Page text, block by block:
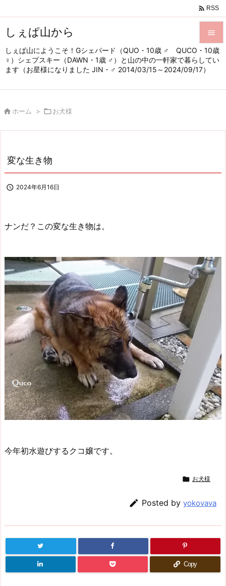
しぇぱ山から
しぇぱ山にようこそ！Gシェパード（QUO・10歳 ♂ QUCO・10歳
♀）シェプスキー（DAWN・1歳 ♂）と山の中の一軒家で暮らしてい
ます（お星様になりました JIN・♂ 2014/03/15～2024/09/17）


メニュ
サイド

 RSS
 ホーム > お犬様
変な生き物
 2024年6月16日
ナンだ？この変な生き物は。
今年初水遊びするクコ嬢です。
 お犬様
 Posted by yokovava
Copy